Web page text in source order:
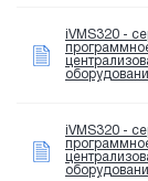
iVMS320 -
iVMS320 -